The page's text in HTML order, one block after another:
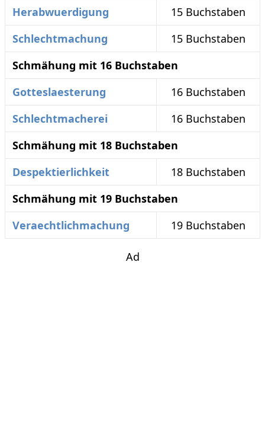
Herabwuerdigung
15 Buchstaben
Schlechtmachung
15 Buchstaben
Schmähung mit 16 Buchstaben
Gotteslaesterung
16 Buchstaben
Schlechtmacherei
16 Buchstaben
Schmähung mit 18 Buchstaben
Despektierlichkeit
18 Buchstaben
Schmähung mit 19 Buchstaben
Veraechtlichmachung
19 Buchstaben
Ad